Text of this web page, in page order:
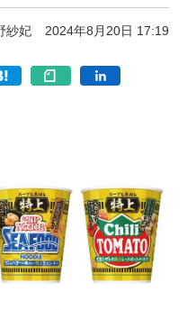
紗妃 2024年8月20日 17:19